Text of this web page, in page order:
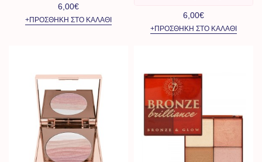
6,00€
+ΠΡΟΣΘΉΚΗ ΣΤΟ ΚΑΛΆΘΙ 6,00€
+ΠΡΟΣΘΉΚΗ ΣΤΟ ΚΑΛΆΘΙ